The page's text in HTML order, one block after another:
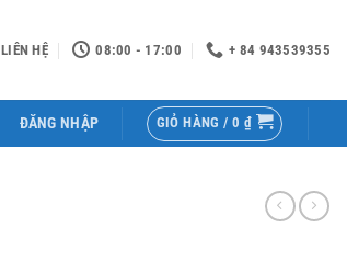
LIÊN HỆ 08:00 - 17:00 + 84 943539355
ĐĂNG NHẬP GIỎ HÀNG / 0 ₫